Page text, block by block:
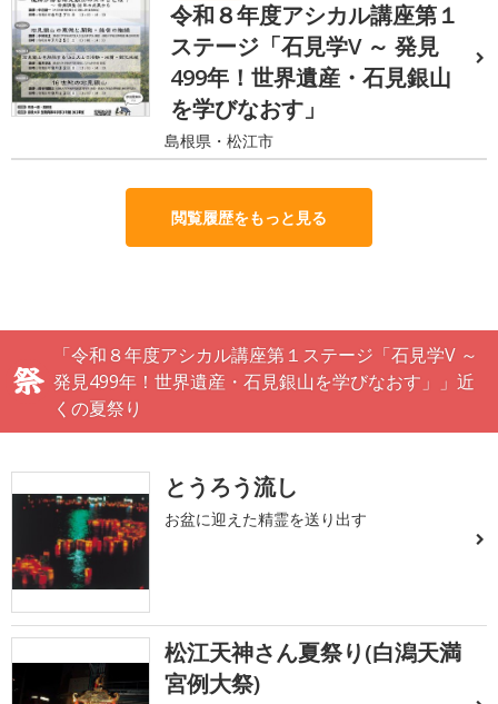
令和８年度アシカル講座第１
ステージ「石見学V ～ 発見
499年！世界遺産・石見銀山
を学びなおす」
島根県・松江市
閲覧履歴をもっと見る
「令和８年度アシカル講座第１ステージ「石見学V ～
発見499年！世界遺産・石見銀山を学びなおす」」近
くの夏祭り
とうろう流し
お盆に迎えた精霊を送り出す
松江天神さん夏祭り(白潟天満
宮例大祭)